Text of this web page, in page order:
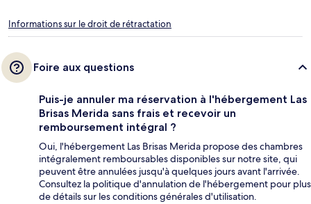
Informations sur le droit de rétractation
Foire aux questions
Puis-je annuler ma réservation à l'hébergement Las
Brisas Merida sans frais et recevoir un
remboursement intégral ?
Oui, l'hébergement Las Brisas Merida propose des chambres
intégralement remboursables disponibles sur notre site, qui
peuvent être annulées jusqu'à quelques jours avant l'arrivée.
Consultez la politique d'annulation de l'hébergement pour plus
de détails sur les conditions générales d'utilisation.